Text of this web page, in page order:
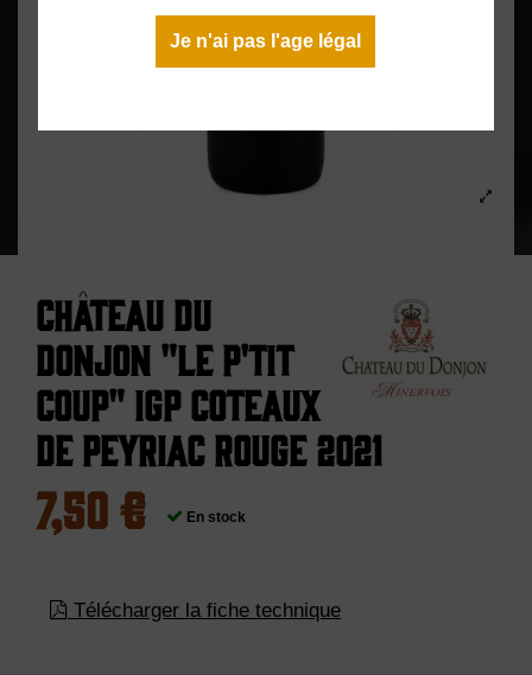
Je n'ai pas l'age légal
Château du
Donjon "Le p'tit
coup" IGP Coteaux
de Peyriac Rouge 2021
7,50 € En stock
Télécharger la fiche technique